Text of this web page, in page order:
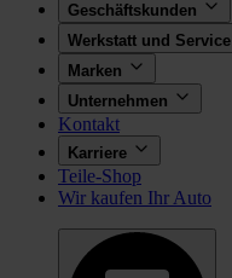
Geschäftskunden
Werkstatt und Service
Marken
Unternehmen
Kontakt
Karriere
Teile-Shop
Wir kaufen Ihr Auto